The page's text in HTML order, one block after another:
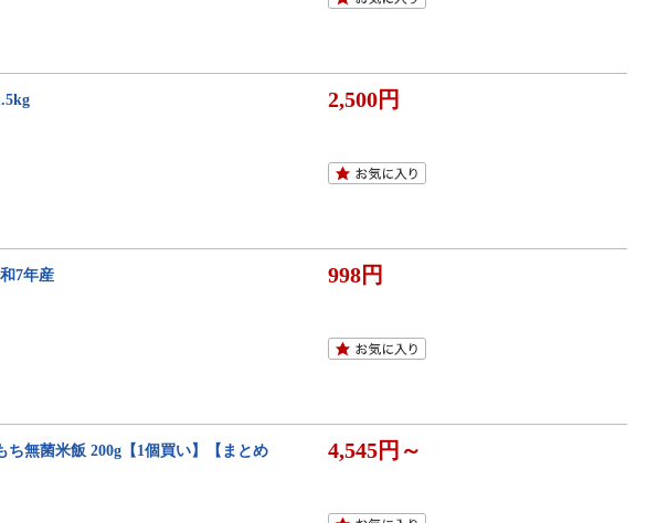
2,500円
7年産 998円
ち無菌米飯 200g【1個買い】【まとめ
4,545円～